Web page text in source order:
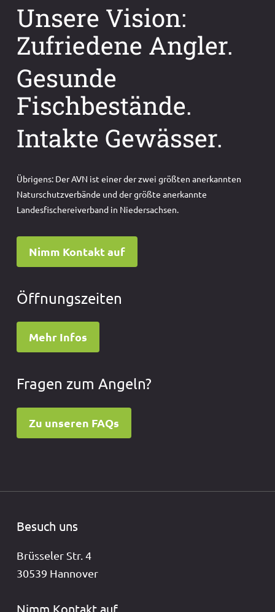
Unsere Vision:
Zufriedene Angler.
Gesunde
Fischbestände.
Intakte Gewässer.
Übrigens: Der AVN ist einer der zwei größten anerkannten
Naturschutzverbände und der größte anerkannte
Landesfischereiverband in Niedersachsen.
Nimm Kontakt auf
Öffnungszeiten
Mehr Infos
Fragen zum Angeln?
Zu unseren FAQs
Besuch uns
Brüsseler Str. 4
30539 Hannover
Nimm Kontakt auf